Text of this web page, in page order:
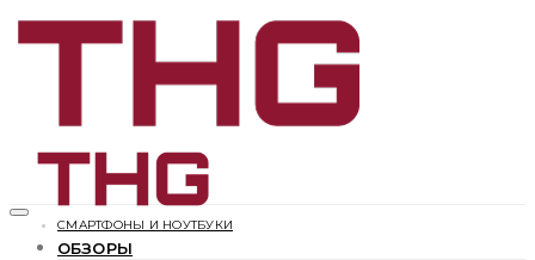
ОБЗОРЫ
СМАРТФОНЫ И НОУТБУКИ